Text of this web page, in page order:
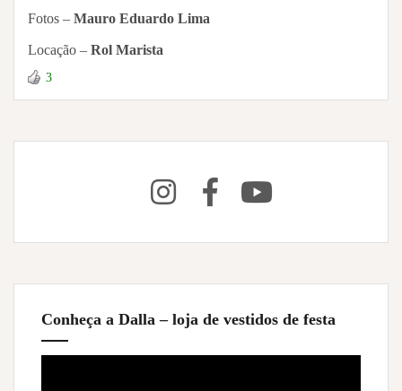
Fotos – Mauro Eduardo Lima
Locação – Rol Marista
3
Conheça a Dalla – loja de vestidos de festa